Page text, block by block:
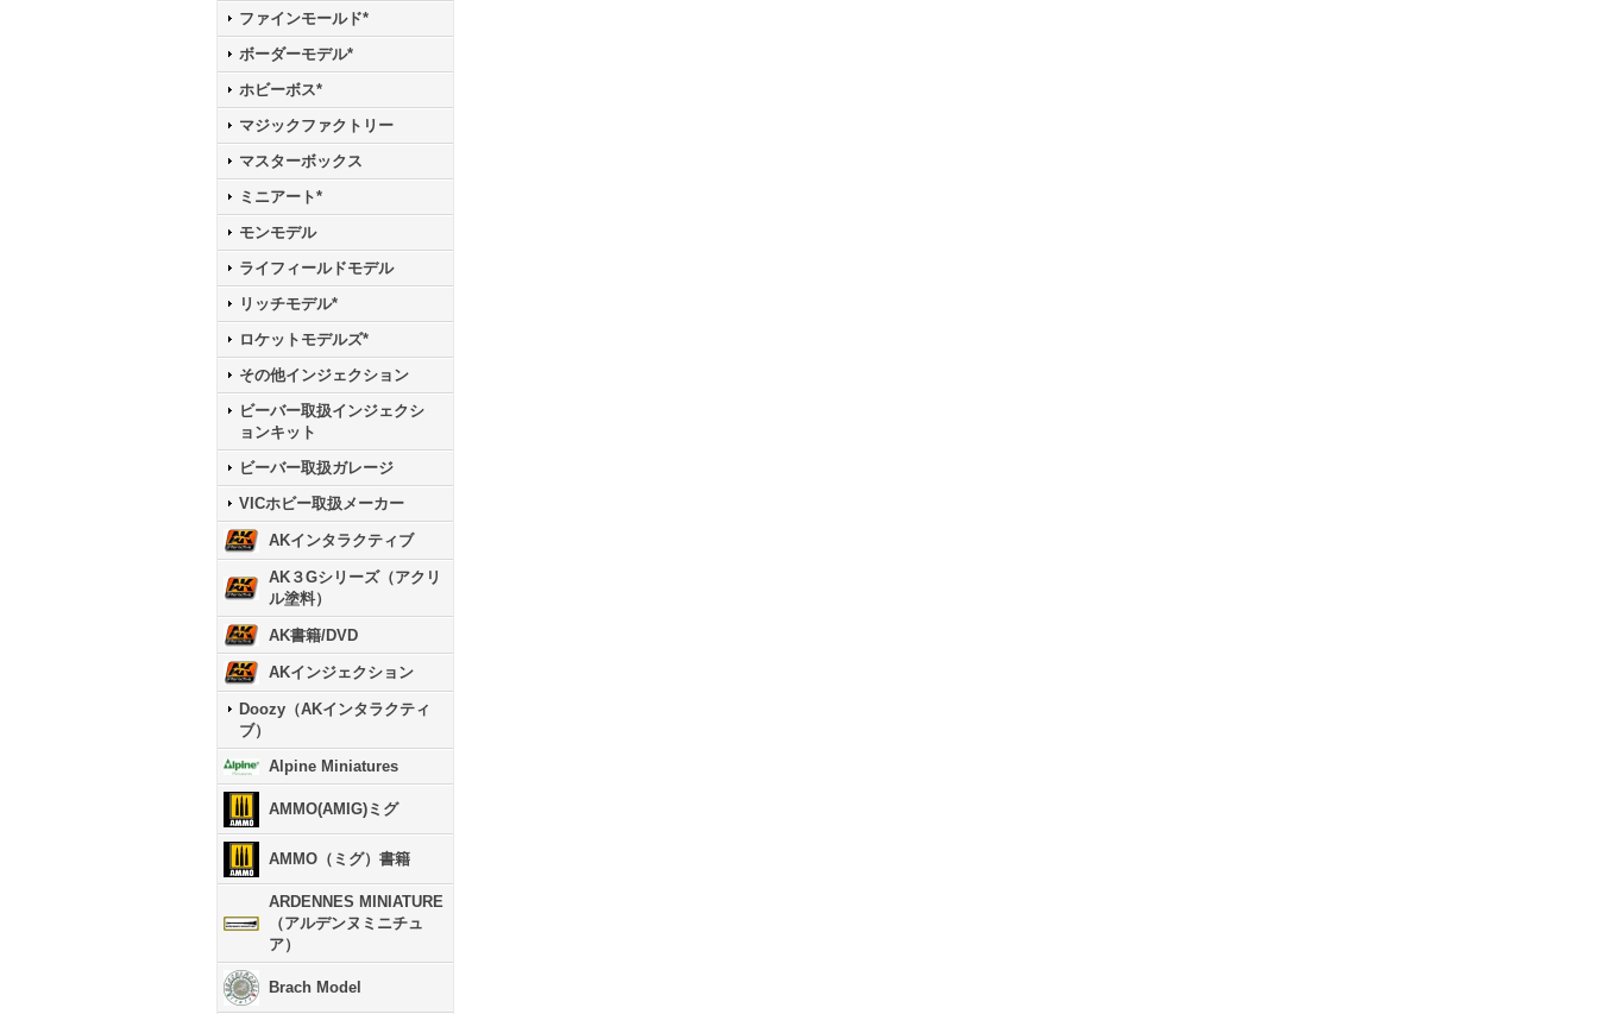
ファインモールド*
ボーダーモデル*
ホビーボス*
マジックファクトリー
マスターボックス
ミニアート*
モンモデル
ライフィールドモデル
リッチモデル*
ロケットモデルズ*
その他インジェクション
ビーバー取扱インジェクシ
ョンキット
ビーバー取扱ガレージ
VICホビー取扱メーカー
AKインタラクティブ
AK３Gシリーズ（アクリ
ル塗料）
AK書籍/DVD
AKインジェクション
Doozy（AKインタラクティ
ブ）
Alpine Miniatures
AMMO(AMIG)ミグ
AMMO（ミグ）書籍
ARDENNES MINIATURE
（アルデンヌミニチュ
ア）
Brach Model